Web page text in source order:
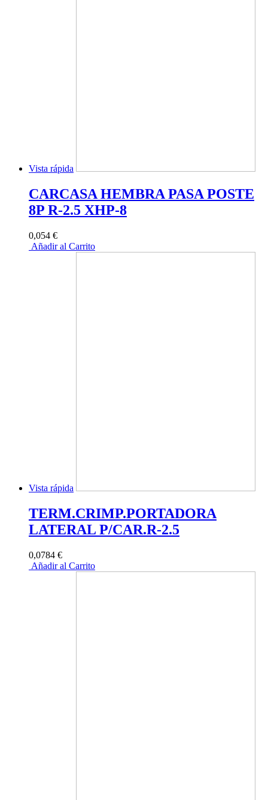
Vista rápida
CARCASA HEMBRA PASA POSTE
8P R-2.5 XHP-8
0,054 €
Añadir al Carrito
Vista rápida
TERM.CRIMP.PORTADORA
LATERAL P/CAR.R-2.5
0,0784 €
Añadir al Carrito